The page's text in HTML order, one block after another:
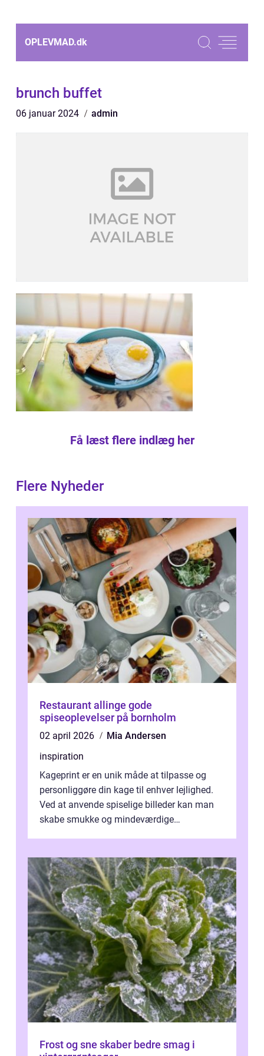
OPLEVMAD.dk
brunch buffet
06 januar 2024 admin
Få læst flere indlæg her
Flere Nyheder
Restaurant allinge gode
spiseoplevelser på bornholm
02 april 2026
Mia Andersen
inspiration
Kageprint er en unik måde at tilpasse og
personliggøre din kage til enhver lejlighed.
Ved at anvende spiselige billeder kan man
skabe smukke og mindeværdige
Frost og sne skaber bedre smag i